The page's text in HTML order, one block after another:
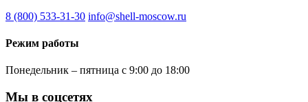
8 (800) 533-31-30 info@shell-moscow.ru
Режим работы
Понедельник – пятница с 9:00 до 18:00
Мы в соцсетях